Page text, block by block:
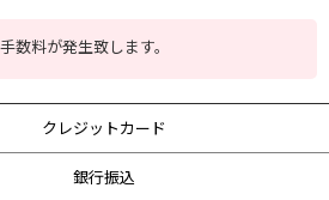
数料が発生致します。
クレジットカード
銀行振込